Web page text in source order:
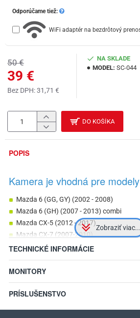
39 €
50 €
Bez DPH: 31,71 €
NA SKLADE
MODEL: SC-044
Odporúčame tiež:
WiFi adaptér na bezdrôtový
DO KOŠÍKA
POPIS
Kamera je vhodná pre
Mazda 6 (GG, GY) (2002 - 2008)
Mazda 6 (GH) (2007 - 2013) combi
Mazda CX-5 (2012 - 2017)
Mazda CX-7 (2007-2010)
v prípade zhodných rozmerov aj iné
TECHNICKÉ INFORMÁCIE
MONITORY
PRÍSLUŠENSTVO